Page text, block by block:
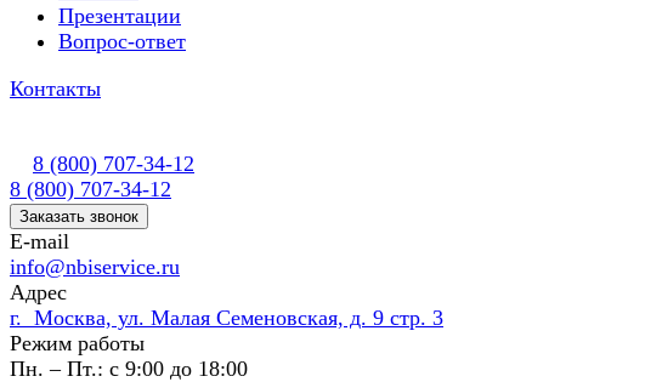
Презентации
Вопрос-ответ
Контакты
8 (800) 707-34-12
8 (800) 707-34-12
Заказать звонок
E-mail
info@nbiservice.ru
Адрес
г. Москва, ул. Малая Семеновская, д. 9 стр. 3
Режим работы
Пн. – Пт.: с 9:00 до 18:00